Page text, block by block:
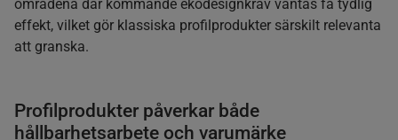
områdena där kommande ekodesignkrav väntas få tydlig
effekt, vilket gör klassiska profilprodukter särskilt relevanta
att granska.
Profilprodukter påverkar både
hållbarhetsarbete och varumärke